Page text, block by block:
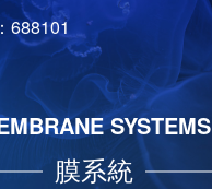
688101
SYSTEMS
膜系統